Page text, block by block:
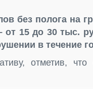
без полога на
15 до 30 тыс.
в течение
отметив, что